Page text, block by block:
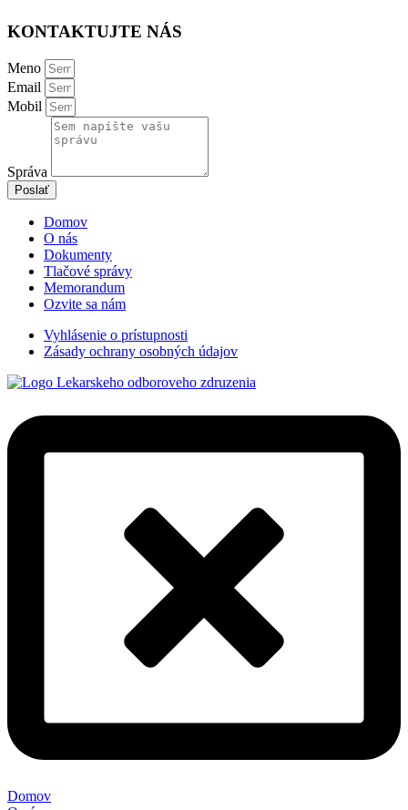
KONTAKTUJTE NÁS
Meno
Email
Mobil
Správa
Poslať
Domov
O nás
Dokumenty
Tlačové správy
Memorandum
Ozvite sa nám
Vyhlásenie o prístupnosti
Zásady ochrany osobných údajov
Domov